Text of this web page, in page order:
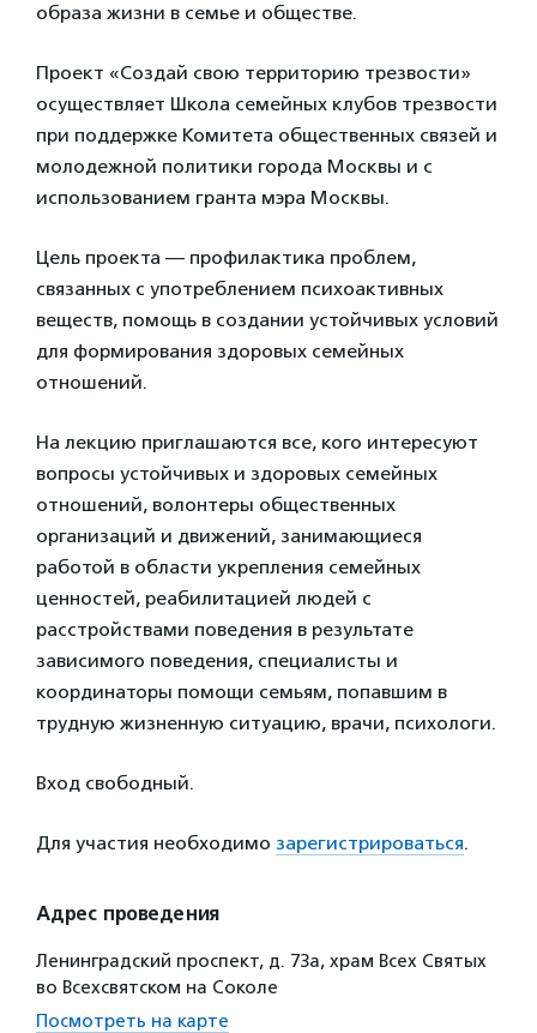
образа жизни в семье и обществе.
Проект «Создай свою территорию трезвости»
осуществляет Школа семейных клубов трезвости
при поддержке Комитета общественных связей и
молодежной политики города Москвы и с
использованием гранта мэра Москвы.
Цель проекта — профилактика проблем,
связанных с употреблением психоактивных
веществ, помощь в создании устойчивых условий
для формирования здоровых семейных
отношений.
На лекцию приглашаются все, кого интересуют
вопросы устойчивых и здоровых семейных
отношений, волонтеры общественных
организаций и движений, занимающиеся
работой в области укрепления семейных
ценностей, реабилитацией людей с
расстройствами поведения в результате
зависимого поведения, специалисты и
координаторы помощи семьям, попавшим в
трудную жизненную ситуацию, врачи, психологи.
Вход свободный.
Для участия необходимо зарегистрироваться.
Адрес проведения
Ленинградский проспект, д. 73а, храм Всех Святых
во Всехсвятском на Соколе
Посмотреть на карте